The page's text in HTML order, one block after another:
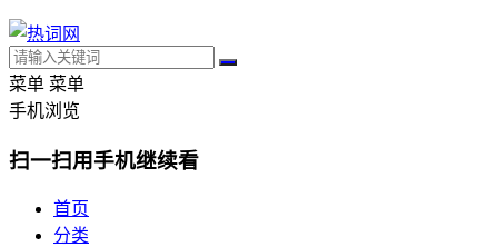
菜单 菜单
手机浏览
扫一扫用手机继续看
首页
分类